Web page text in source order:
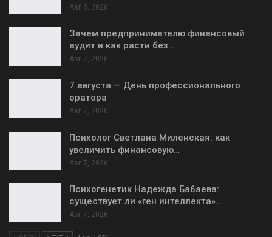
Авг 8, 2026
Зачем предпринимателю финансовый
аудит и как расти без…
Авг 7, 2026
7 августа — День профессионального
оратора
Авг 7, 2026
Психолог Светлана Миленская: как
увеличить финансовую…
Авг 7, 2026
Психогенетик Надежда Бабаева:
существует ли «ген интеллекта»…
Авг 7, 2026